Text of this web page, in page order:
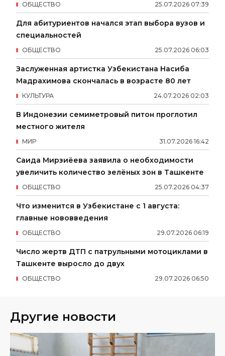
25.07.2026 07:39
ОБЩЕСТВО
Для абитуриентов начался этап выбора вузов и
специальностей
25.07.2026 06:03
ОБЩЕСТВО
Заслуженная артистка Узбекистана Насиба
Мадрахимова скончалась в возрасте 80 лет
24.07.2026 02:03
КУЛЬТУРА
В Индонезии семиметровый питон проглотил
местного жителя
31.07.2026 16:42
МИР
Саида Мирзиёева заявила о необходимости
увеличить количество зелёных зон в Ташкенте
25.07.2026 04:37
ОБЩЕСТВО
Что изменится в Узбекистане с 1 августа:
главные нововведения
29.07.2026 06:19
ОБЩЕСТВО
Число жертв ДТП с патрульными мотоциклами в
Ташкенте выросло до двух
29.07.2026 06:50
ОБЩЕСТВО
Другие новости